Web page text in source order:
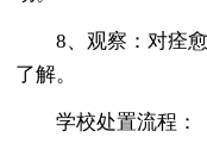
8、观察：对痊
了解。
学校处置流程：